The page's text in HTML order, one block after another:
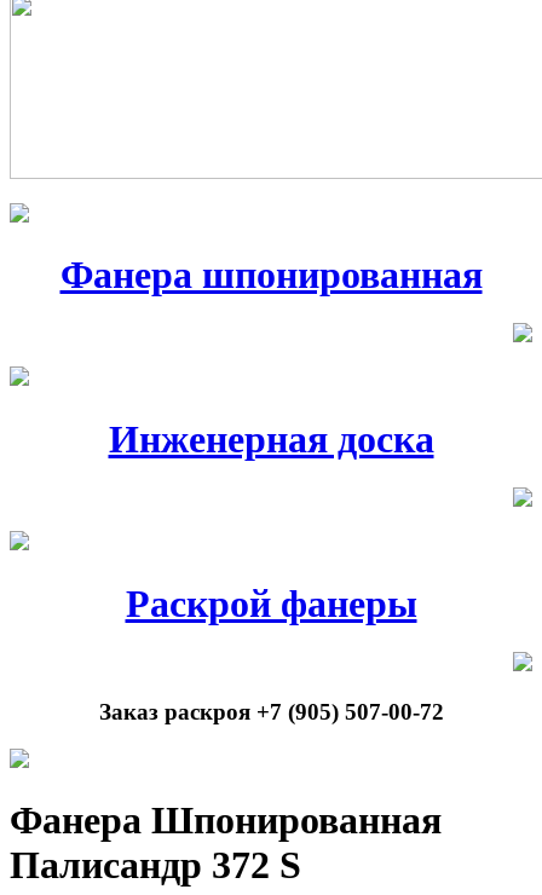
Фанера шпонированная
Инженерная доска
Раскрой фанеры
Заказ раскроя +7 (905) 507-00-72
Фанера Шпонированная
Палисандр 372 S